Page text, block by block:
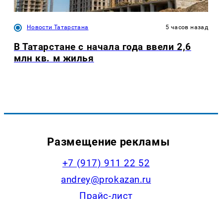
Новости Татарстана 5 часов назад
В Татарстане с начала года ввели 2,6
млн кв. м жилья
Размещение рекламы
+7 (917) 911 22 52
andrey@prokazan.ru
Прайс-лист